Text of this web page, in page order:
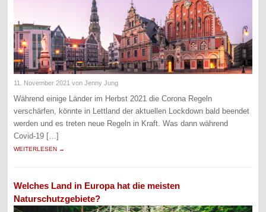
11. November 2021 von Jenny Jung
Während einige Länder im Herbst 2021 die Corona Regeln
verschärfen, könnte in Lettland der aktuellen Lockdown bald beendet
werden und es treten neue Regeln in Kraft. Was dann während
Covid-19 […]
WEITERLESEN →
Welches Land in Europa hat die meisten
Naturschutzgebiete?